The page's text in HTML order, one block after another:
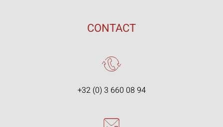
CONTACT
+32 (0) 3 660 08 94